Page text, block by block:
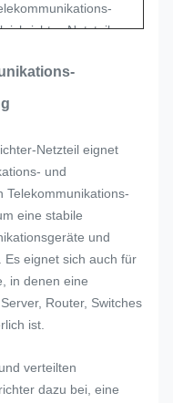
Netzteil
oder
AC-Eingang
nach Projektanforderungen
großer AC-Eingangsbereich
an die
in verschiedenen
Netzteil eignet
und
Telekommunikations-
eine stabile
und
eignet sich auch für
in denen eine
Router, Switches
ist.
verteilten
dazu bei, eine